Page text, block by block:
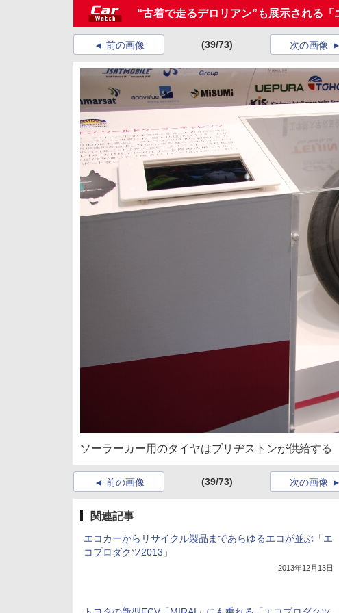
“古着で走るデロリアン”も展示される
前の画像 (39/73) 次の画像
ソーラーカー用のタイヤはブリヂストンが供給する
前の画像 (39/73) 次の画像
関連記事
エコカーからリサイクル製品まであらゆるエコが並ぶ「エ
コプロダクツ2013」
2013年12月13日